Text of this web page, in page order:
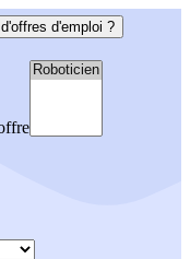
d'emploi ?